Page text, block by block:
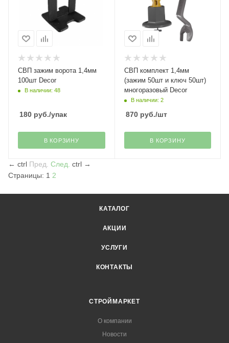
СВП зажим ворота 1,4мм
100шт Decor
В наличии: 48
180 руб./упак
В КОРЗИНУ
СВП комплект 1,4мм
(зажим 50шт и ключ 50шт)
многоразовый Decor
В наличии: 2
870руб./шт
В КОРЗИНУ
← ctrl Пред. След. ctrl →
Страницы: 1 2
КАТАЛОГ
АКЦИИ
УСЛУГИ
КОНТАКТЫ
СТРОЙМАРКЕТ
О компании
Новости